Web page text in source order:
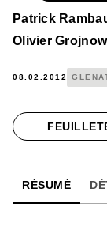
Patrick
Olivier
08.02.2012
RÉSUMÉ